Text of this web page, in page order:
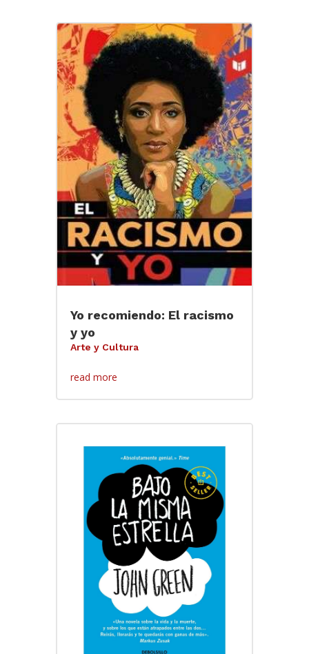
Yo recomiendo: El racismo
y yo
Arte y Cultura
read more